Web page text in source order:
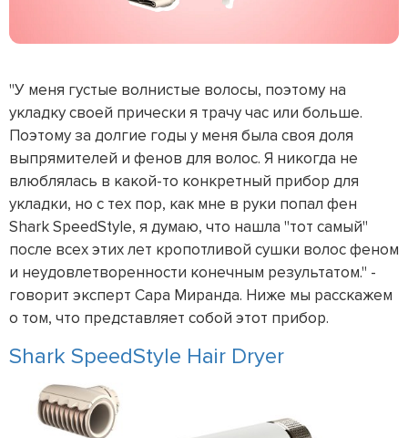
"У меня густые волнистые волосы, поэтому на
укладку своей прически я трачу час или больше.
Поэтому за долгие годы у меня была своя доля
выпрямителей и фенов для волос. Я никогда не
влюблялась в какой-то конкретный прибор для
укладки, но с тех пор, как мне в руки попал фен
Shark SpeedStyle, я думаю, что нашла "тот самый"
после всех этих лет кропотливой сушки волос феном
и неудовлетворенности конечным результатом." -
говорит эксперт Сара Миранда. Ниже мы расскажем
о том, что представляет собой этот прибор.
Shark SpeedStyle Hair Dryer